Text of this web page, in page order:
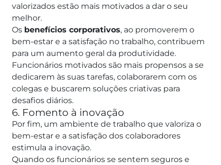
valorizados estão mais motivados a dar o seu
melhor.
Os benefícios corporativos, ao promoverem o
bem-estar e a satisfação no trabalho, contribuem
para um aumento geral da produtividade.
Funcionários motivados são mais propensos a se
dedicarem às suas tarefas, colaborarem com os
colegas e buscarem soluções criativas para
desafios diários.
6. Fomento à inovação
Por fim, um ambiente de trabalho que valoriza o
bem-estar e a satisfação dos colaboradores
estimula a inovação.
Quando os funcionários se sentem seguros e